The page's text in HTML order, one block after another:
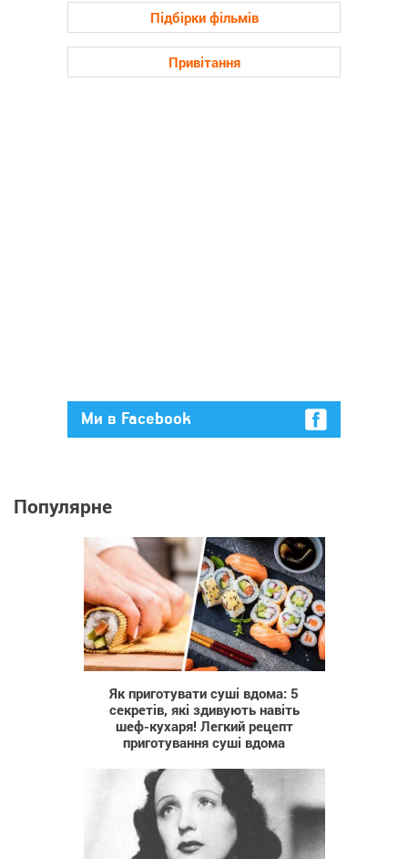
Підбірки фільмів
Привітання
Ми в Facebook
Популярне
91
Як приготувати суші вдома: 5
секретів, які здивують навіть
шеф-кухаря! Легкий рецепт
приготування суші вдома